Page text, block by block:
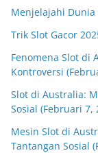
Menjelajahi Dunia
Trik Slot Gacor
Fenomena Slot di
Kontroversi
Slot di Australia:
Sosial (Februari 7,
Mesin Slot di
Tantangan Sosial